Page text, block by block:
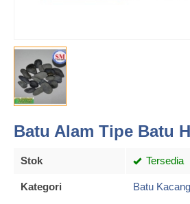
Batu Alam Tipe Batu
Stok Tersedia
Kategori Batu Kacang